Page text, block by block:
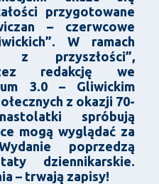
przygotowane
– czerwcowe
W ramach
z przyszłości”,
redakcję we
3.0 – Gliwickim
z okazji 70-
spróbują
mogą wyglądać za
poprzedzą
dziennikarskie.
– trwają zapisy!